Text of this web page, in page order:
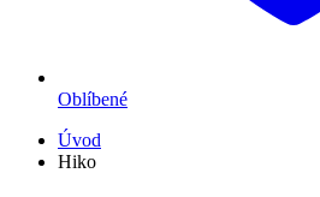
Oblíbené
Úvod
Hiko